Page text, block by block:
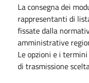
La consegna dei
rappresentanti di
fissate dalla
amministrative
Le opzioni e i
di trasmissione